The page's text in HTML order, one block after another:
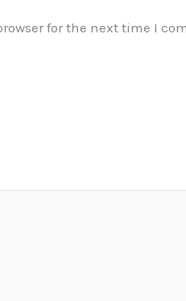
for the next time I